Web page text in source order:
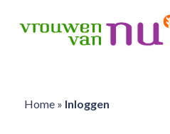
Home» Inloggen